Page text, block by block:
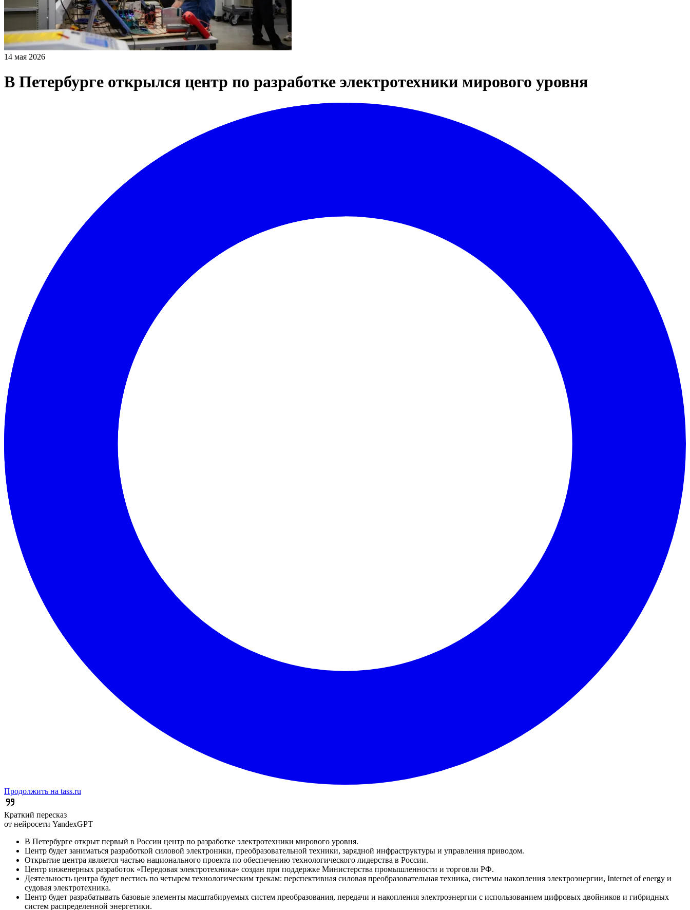
14 мая 2026
В Петербурге открылся центр по разработке электротехники мирового уровня
Продолжить на tass.ru
Краткий пересказ
от нейросети YandexGPT
В Петербурге открыт первый в России центр по разработке электротехники мирового уровня.
Центр будет заниматься разработкой силовой электроники, преобразовательной техники, зарядной инфраструктуры и управления приводом.
Открытие центра является частью национального проекта по обеспечению технологического лидерства в России.
Центр инженерных разработок «Передовая электротехника» создан при поддержке Министерства промышленности и торговли РФ.
Деятельность центра будет вестись по четырем технологическим трекам: перспективная силовая преобразовательная техника, системы накопления электроэнергии, Internet of energy и
судовая электротехника.
Центр будет разрабатывать базовые элементы масштабируемых систем преобразования, передачи и накопления электроэнергии с использованием цифровых двойников и гибридных
систем распределенной энергетики.